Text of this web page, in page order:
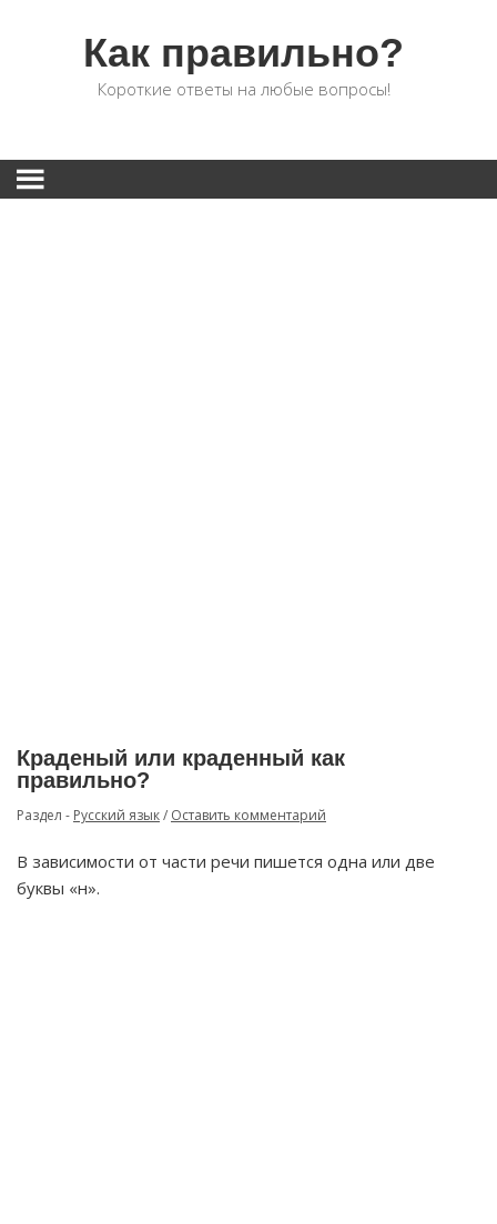
Как правильно?
Короткие ответы на любые вопросы!
Краденый или краденный как
правильно?
Раздел - Русский язык/ Оставить комментарий
В зависимости от части речи пишется одна или две
буквы «н».